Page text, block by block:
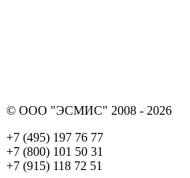
© ООО "ЭСМИС" 2008 - 2026
+7 (495) 197 76 77
+7 (800) 101 50 31
+7 (915) 118 72 51